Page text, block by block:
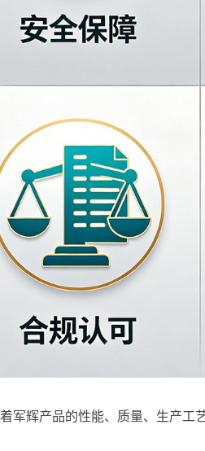
军辉产品的性能、质量、生产